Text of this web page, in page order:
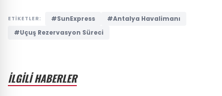
ETİKETLER: #SunExpress
#Antalya Havalimanı
#Uçuş Rezervasyon Süreci
İLGİLİ HABERLER